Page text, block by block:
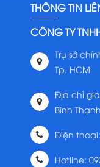
THÔNG TIN
CÔNG TY
Trụ sở
Tp. HCM
Địa chỉ
Bình
Điện
Hotline: